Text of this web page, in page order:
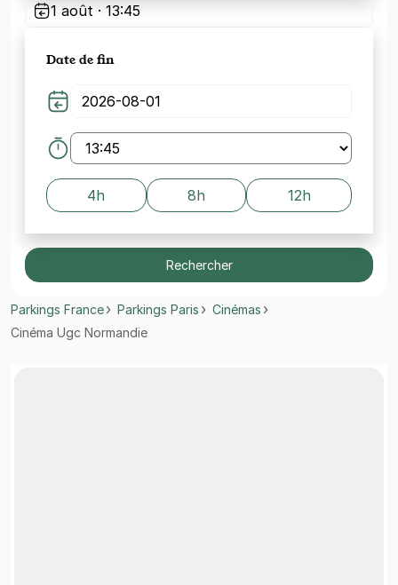
1 août · 13:45
Date de fin
4h 8h 12h
Rechercher
Parkings France Parkings Paris
Cinémas
Cinéma Ugc Normandie